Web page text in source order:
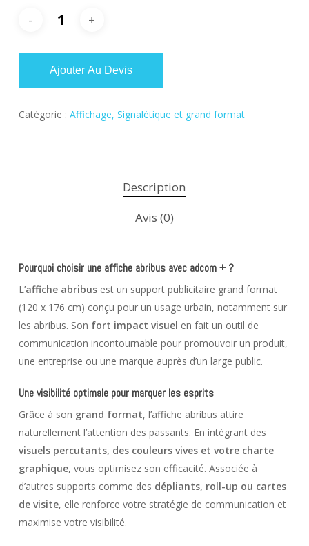
Ajouter Au Devis
Catégorie : Affichage, Signalétique et grand format
Description
Avis (0)
Pourquoi choisir une affiche abribus avec adcom + ?
L’affiche abribusest un support publicitaire grand format
(120 x 176 cm) conçu pour un usage urbain, notamment sur
les abribus. Son fort impact visuel en fait un outil de
communication incontournable pour promouvoir un produit,
une entreprise ou une marque auprès d’un large public.
Une visibilité optimale pour marquer les esprits
Grâce à son grand format, l’affiche abribus attire
naturellement l’attention des passants. En intégrant des
visuels percutants, des couleurs vives et votre charte
graphique, vous optimisez son efficacité. Associée à
d’autres supports comme des dépliants, roll-up ou cartes
de visite, elle renforce votre stratégie de communication et
maximise votre visibilité.